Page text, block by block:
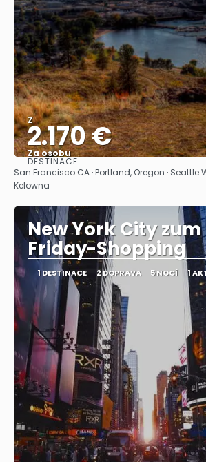
Z
2.170 €
Za osobu
Zobrazit
DESTINACE
San Francisco CA · Portland, Oregon · Seattle
Kelowna
New York City
Friday-Shopping
1 DESTINACE 2 DOPRAVA 5 NOCÍ 1